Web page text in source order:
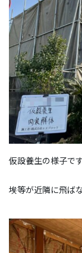
仮設養生の様子です
埃等が近隣に飛ば